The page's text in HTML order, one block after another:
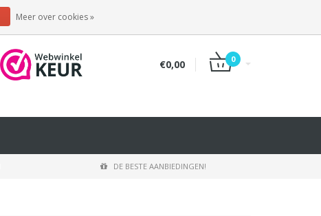
€0,00 0
DE BESTE AANBIEDINGEN!
Meer over cookies »